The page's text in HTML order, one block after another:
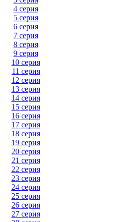
4 серия
5 серия
6 серия
7 серия
8 серия
9 серия
10 серия
11 серия
12 серия
13 серия
14 серия
15 серия
16 серия
17 серия
18 серия
19 серия
20 серия
21 серия
22 серия
23 серия
24 серия
25 серия
26 серия
27 серия